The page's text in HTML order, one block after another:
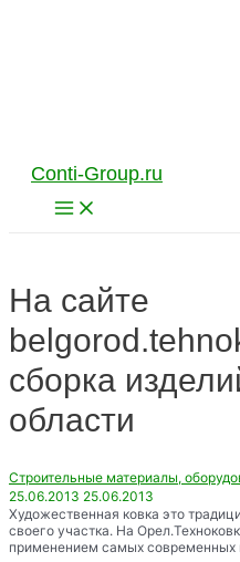
Conti-Group.ru
Main
Menu
На сайте
сборка
области
Строительные материалы,
25.06.2013 25.06.2013
Художественная ковка это
своего участка. На
применением самых современных